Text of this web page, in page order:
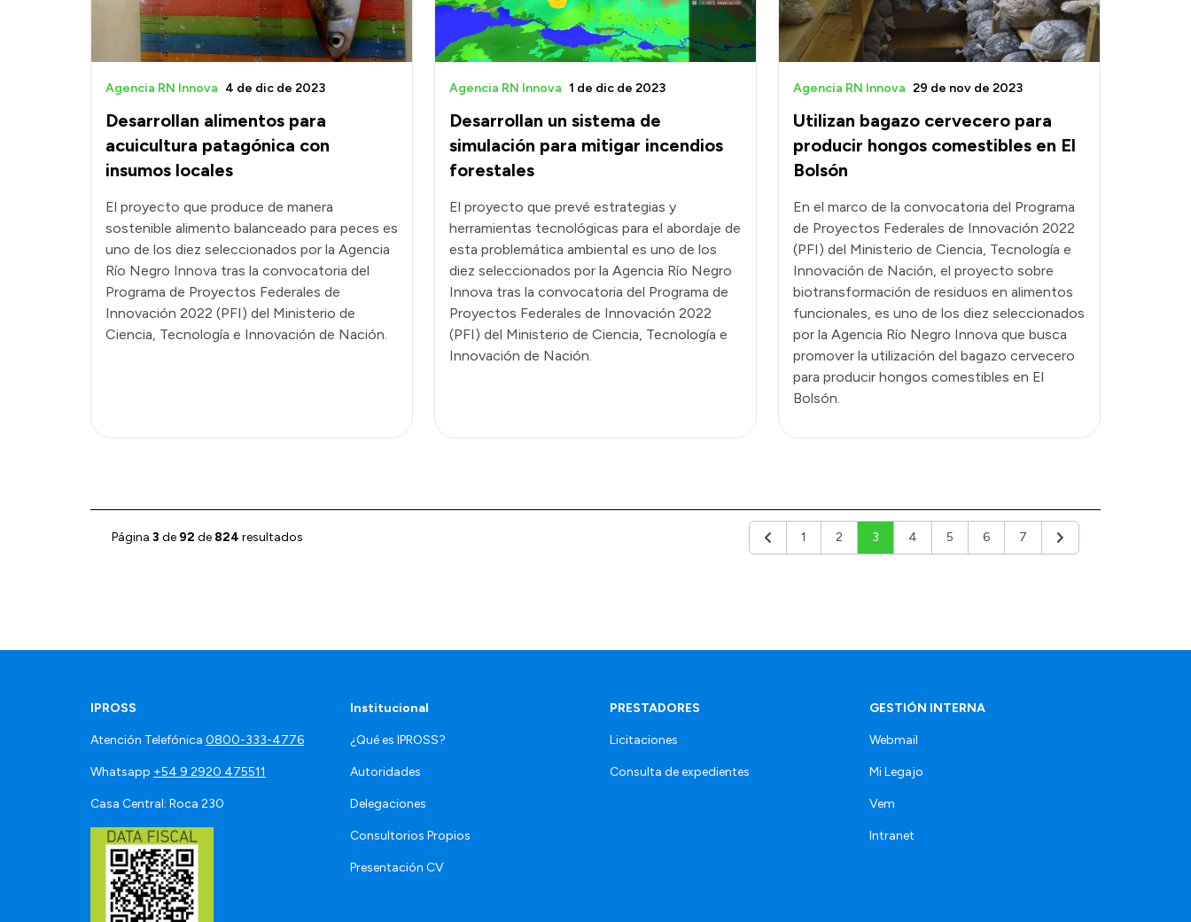
Desarrollan alimentos para
acuicultura patagónica con
insumos locales
Agencia RN Innova 4 de dic de 2023
El proyecto que produce de manera
sostenible alimento balanceado para peces es
uno de los diez seleccionados por la Agencia
Río Negro Innova tras la convocatoria del
Programa de Proyectos Federales de
Innovación 2022 (PFI) del Ministerio de
Ciencia, Tecnología e Innovación de Nación.
Desarrollan un sistema de
simulación para mitigar incendios
forestales
Agencia RN Innova 1 de dic de 2023
El proyecto que prevé estrategias y
herramientas tecnológicas para el abordaje de
esta problemática ambiental es uno de los
diez seleccionados por la Agencia Río Negro
Innova tras la convocatoria del Programa de
Proyectos Federales de Innovación 2022
(PFI) del Ministerio de Ciencia, Tecnología e
Innovación de Nación.
Utilizan bagazo cervecero para
producir hongos comestibles en El
Bolsón
Agencia RN Innova 29 de nov de 2023
En el marco de la convocatoria del Programa
de Proyectos Federales de Innovación 2022
(PFI) del Ministerio de Ciencia, Tecnología e
Innovación de Nación, el proyecto sobre
biotransformación de residuos en alimentos
funcionales, es uno de los diez seleccionados
por la Agencia Río Negro Innova que busca
promover la utilización del bagazo cervecero
para producir hongos comestibles en El
Bolsón.
Página 3 de 92 de 824 resultados Anterior1 2 3 4 5 6 7 Siguiente
IPROSS
Atención Telefónica 0800-333-4776
Whatsapp +54 9 2920 475511
Casa Central: Roca 230
Institucional
¿Qué es IPROSS?
Autoridades
Delegaciones
Consultorios Propios
Presentación CV
PRESTADORES
Licitaciones
Consulta de expedientes
GESTIÓN INTERNA
Webmail
Mi Legajo
Vem
Intranet